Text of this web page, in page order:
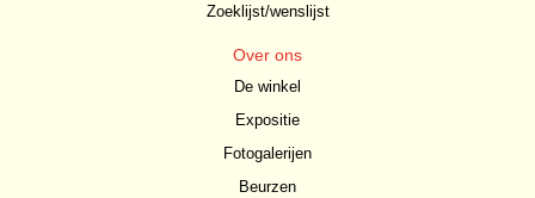
Zoeklijst/wenslijst
Over ons
De winkel
Expositie
Fotogalerijen
Beurzen